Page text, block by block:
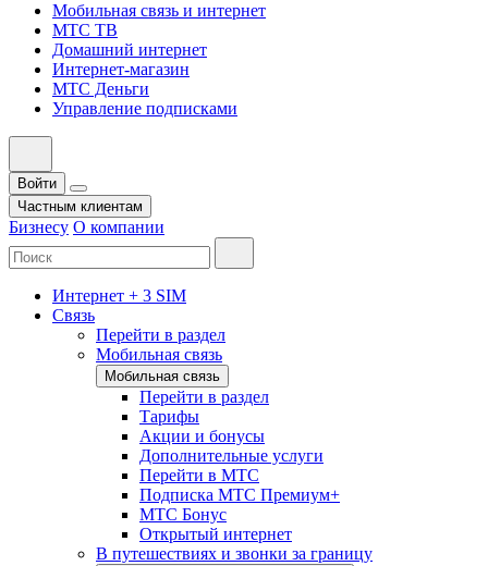
Мобильная связь и интернет
МТС ТВ
Домашний интернет
Интернет-магазин
МТС Деньги
Управление подписками
Войти
Частным клиентам
Бизнесу О компании
Интернет + 3 SIM
Связь
Перейти в раздел
Мобильная связь
Мобильная связь
Перейти в раздел
Тарифы
Акции и бонусы
Дополнительные услуги
Перейти в МТС
Подписка МТС Премиум+
МТС Бонус
Открытый интернет
В путешествиях и звонки за границу